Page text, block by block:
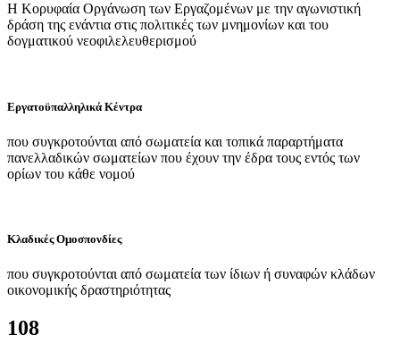
Η Κορυφαία Οργάνωση των Εργαζομένων με την αγωνιστική
δράση της ενάντια στις πολιτικές των μνημονίων και του
δογματικού νεοφιλελευθερισμού
Εργατοϋπαλληλικά Κέντρα
που συγκροτούνται από σωματεία και τοπικά παραρτήματα
πανελλαδικών σωματείων που έχουν την έδρα τους εντός των
ορίων του κάθε νομού
Κλαδικές Ομοσπονδίες
που συγκροτούνται από σωματεία των ίδιων ή συναφών κλάδων
οικονομικής δραστηριότητας
108